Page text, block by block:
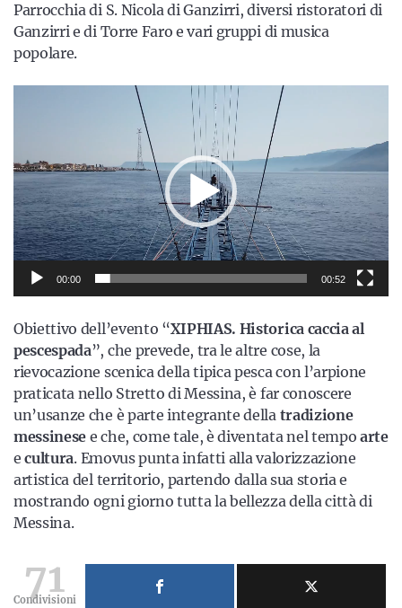
Parrocchia di S. Nicola di Ganzirri, diversi ristoratori di
Ganzirri e di Torre Faro e vari gruppi di musica
popolare.
00:00 00:52
Obiettivo dell’evento “XIPHIAS. Historica caccia al
pescespada”, che prevede, tra le altre cose, la
rievocazione scenica della tipica pesca con l’arpione
praticata nello Stretto di Messina, è far conoscere
un’usanze che è parte integrante dellatradizione
messinese e che, come tale, è diventata nel tempoarte
ecultura. Emovus punta infatti alla valorizzazione
artistica del territorio, partendo dalla sua storia e
mostrando ogni giorno tutta la bellezza della città di
Messina.
71
Condivisioni